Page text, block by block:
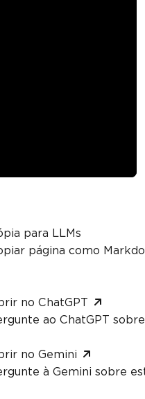
para LLMs
página como
no ChatGPT
ao ChatGPT
no Gemini
à Gemini sobre